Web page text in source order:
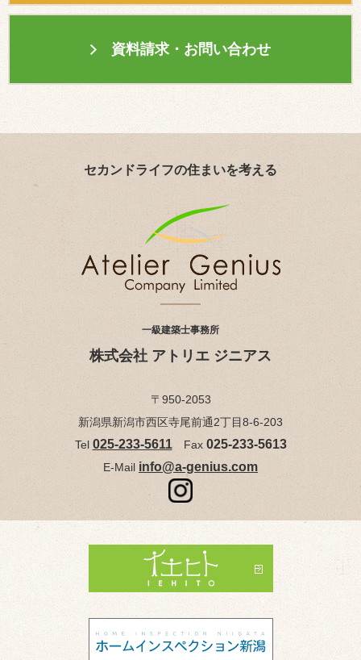
資料請求・お問い合わせ
セカンドライフの住まいを考える
一級建築士事務所
株式会社 アトリエ ジニアス
〒950-2053
新潟県新潟市西区寺尾前通2丁目8-6-203
Tel 025-233-5611Fax 025-233-5613
E-Mail info@a-genius.com